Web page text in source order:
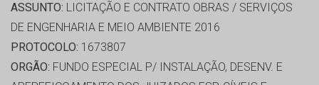
ASSUNTO: LICITAÇÃO E CONTRATO OBRAS / SERVIÇOS
DE ENGENHARIA E MEIO AMBIENTE 2016
PROTOCOLO: 1673807
ORGÃO: FUNDO ESPECIAL P/ INSTALAÇÃO, DESENV. E